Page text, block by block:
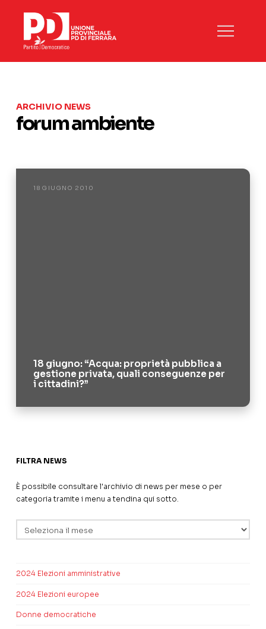
ARCHIVIO NEWS
forum ambiente
18 GIUGNO 2010
18 giugno: “Acqua: proprietà pubblica a
gestione privata, quali conseguenze per
i cittadini?”
FILTRA NEWS
È possibile consultare l'archivio di news per mese o per
categoria tramite i menu a tendina qui sotto.
2024 Elezioni amministrative
2024 Elezioni europee
Donne democratiche